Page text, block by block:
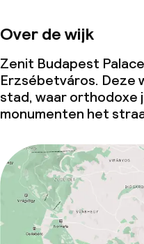
Over de wijk
Zenit Budapest
Erzsébetváros. Deze
stad, waar
monumenten het